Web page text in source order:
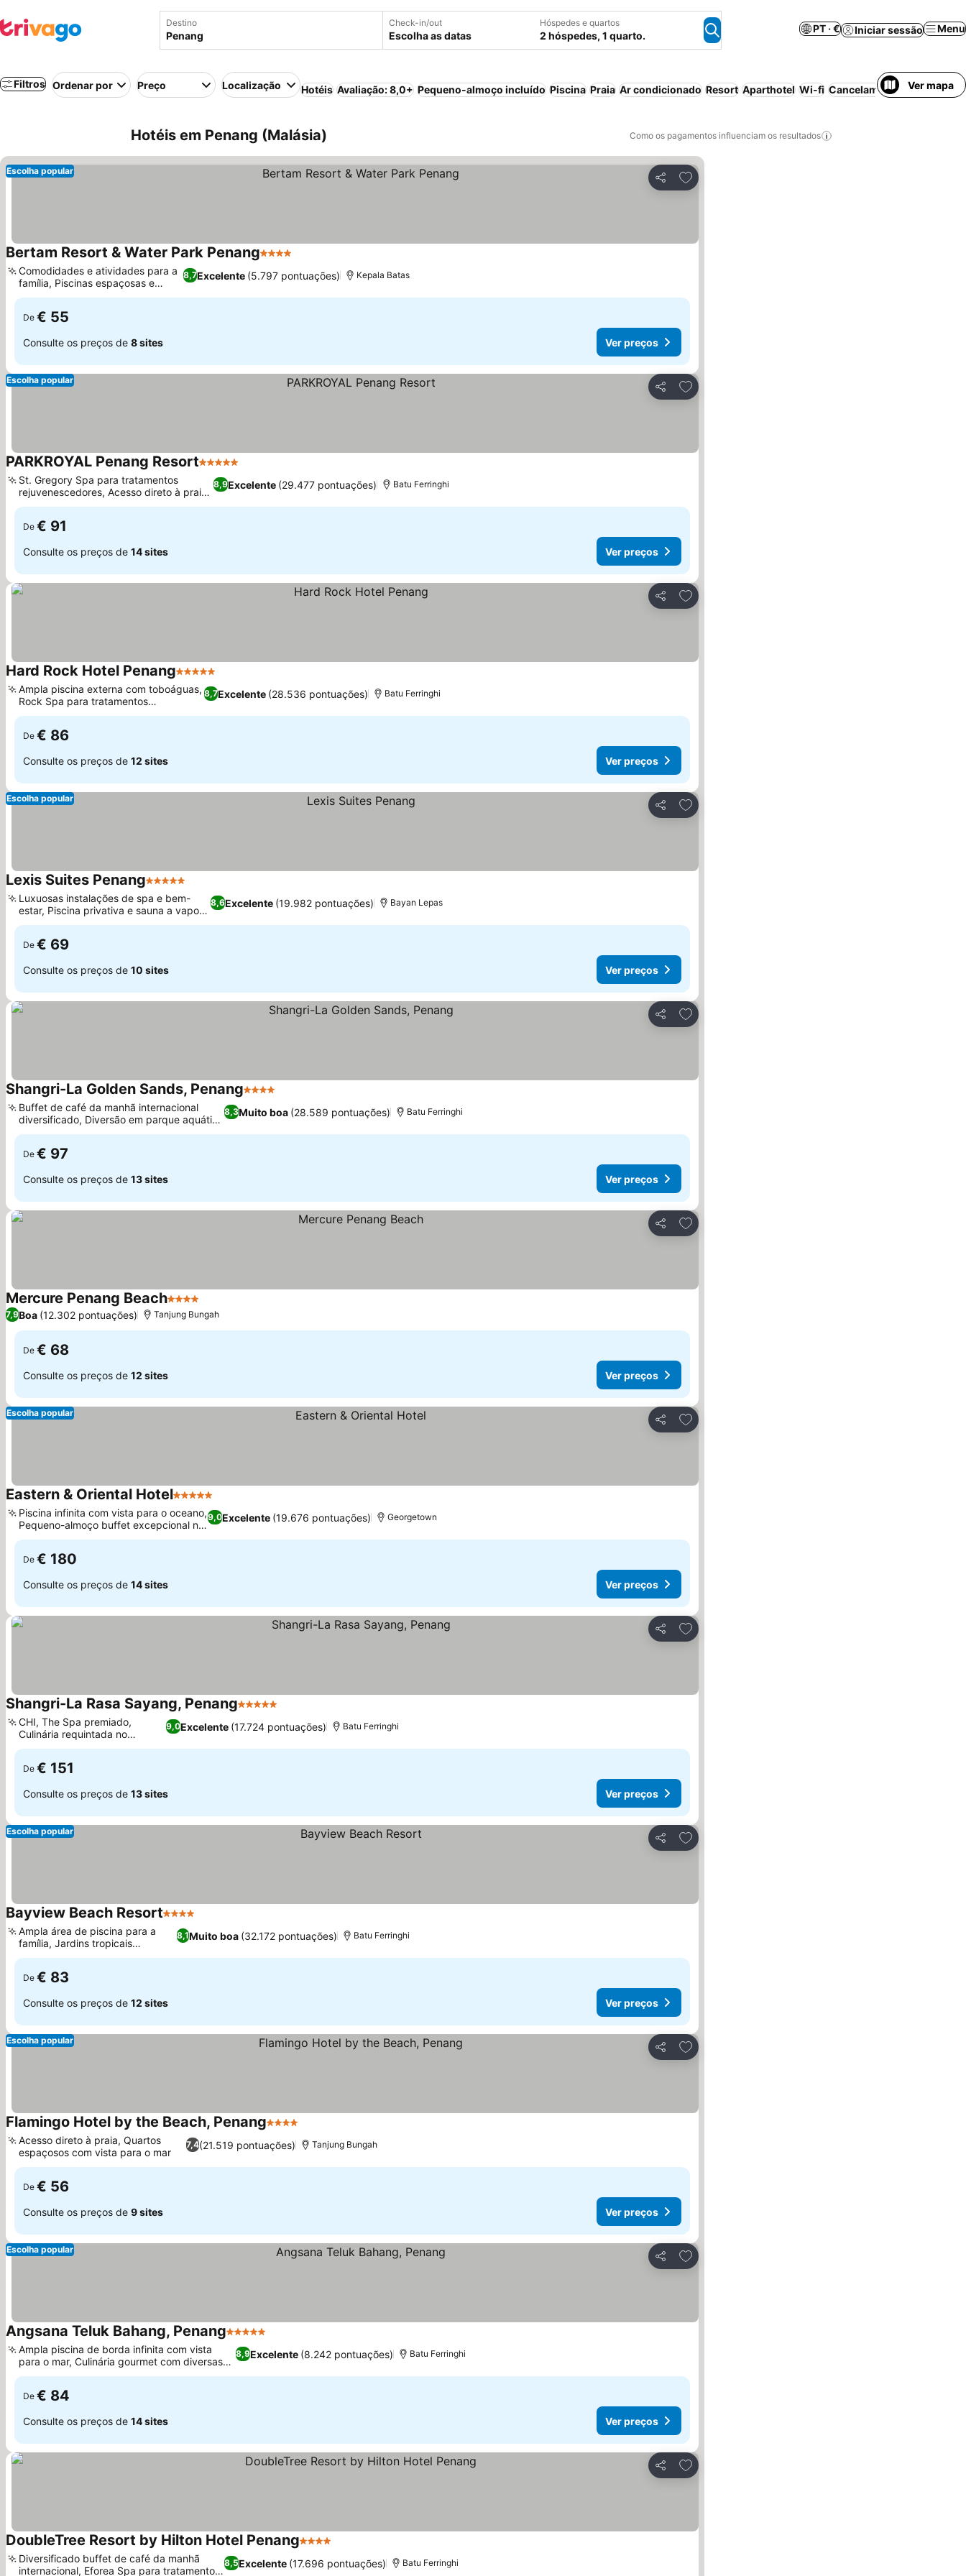
Destino Check-in/out
Escolha as datas
Hóspedes e quartos
2 hóspedes, 1 quarto.
PT · € Iniciar sessão Menu
Filtros Ordenar por Preço Localização Hotéis Avaliação: 8,0+ Pequeno-almoço incluído Piscina Praia Ar condicionado Resort Aparthotel Wi-fi Cancelamento gratuito
Ver mapa
Hotéis em Penang (Malásia) Como os pagamentos influenciam os resultados
Partilhar
Adicionar aos favoritos
Escolha popular
Bertam Resort & Water Park Penang4 Estrelas
8,7Excelente (5.797 pontuações)
Comodidades e atividades para a
família, Piscinas espaçosas e
limpas
Kepala Batas
De € 55
Consulte os preços de 8 sites Ver preços
Partilhar
Adicionar aos favoritos
Escolha popular
PARKROYAL Penang Resort5 Estrelas
8,9Excelente (29.477 pontuações)
St. Gregory Spa para tratamentos
rejuvenescedores, Acesso direto à praia
de Batu Ferringhi
Batu Ferringhi
De € 91
Consulte os preços de 14 sites Ver preços
Partilhar
Adicionar aos favoritos
Hard Rock Hotel Penang5 Estrelas
8,7Excelente (28.536 pontuações)
Ampla piscina externa com toboáguas,
Rock Spa para tratamentos
rejuvenescedores
Batu Ferringhi
De € 86
Consulte os preços de 12 sites Ver preços
Partilhar
Adicionar aos favoritos
Escolha popular
Lexis Suites Penang5 Estrelas
8,6Excelente (19.982 pontuações)
Luxuosas instalações de spa e bem-
estar, Piscina privativa e sauna a vapor
em cada suíte
Bayan Lepas
De € 69
Consulte os preços de 10 sites Ver preços
Partilhar
Adicionar aos favoritos
Shangri-La Golden Sands, Penang4 Estrelas
8,3Muito boa (28.589 pontuações)
Buffet de café da manhã internacional
diversificado, Diversão em parque aquático
para toda a família
Batu Ferringhi
De € 97
Consulte os preços de 13 sites Ver preços
Partilhar
Adicionar aos favoritos
Mercure Penang Beach4 Estrelas
7,9Boa (12.302 pontuações) Tanjung Bungah
De € 68
Consulte os preços de 12 sites Ver preços
Partilhar
Adicionar aos favoritos
Escolha popular
Eastern & Oriental Hotel5 Estrelas
9,0Excelente (19.676 pontuações)
Piscina infinita com vista para o oceano,
Pequeno-almoço buffet excepcional no
Sarkies
Georgetown
De € 180
Consulte os preços de 14 sites Ver preços
Partilhar
Adicionar aos favoritos
Shangri-La Rasa Sayang, Penang5 Estrelas
9,0Excelente (17.724 pontuações)
CHI, The Spa premiado,
Culinária requintada no
Feringgi Grill
Batu Ferringhi
De € 151
Consulte os preços de 13 sites Ver preços
Partilhar
Adicionar aos favoritos
Escolha popular
Bayview Beach Resort4 Estrelas
8,1Muito boa (32.172 pontuações)
Ampla área de piscina para a
família, Jardins tropicais
exuberantes
Batu Ferringhi
De € 83
Consulte os preços de 12 sites Ver preços
Partilhar
Adicionar aos favoritos
Escolha popular
Flamingo Hotel by the Beach, Penang4 Estrelas
7,4(21.519 pontuações)
Acesso direto à praia, Quartos
espaçosos com vista para o mar
Tanjung Bungah
De € 56
Consulte os preços de 9 sites Ver preços
Partilhar
Adicionar aos favoritos
Escolha popular
Angsana Teluk Bahang, Penang5 Estrelas
8,9Excelente (8.242 pontuações)
Ampla piscina de borda infinita com vista
para o mar, Culinária gourmet com diversas
opções gastronômicas
Batu Ferringhi
De € 84
Consulte os preços de 14 sites Ver preços
Partilhar
Adicionar aos favoritos
DoubleTree Resort by Hilton Hotel Penang4 Estrelas
8,5Excelente (17.696 pontuações)
Diversificado buffet de café da manhã
internacional, Eforea Spa para tratamentos
Batu Ferringhi